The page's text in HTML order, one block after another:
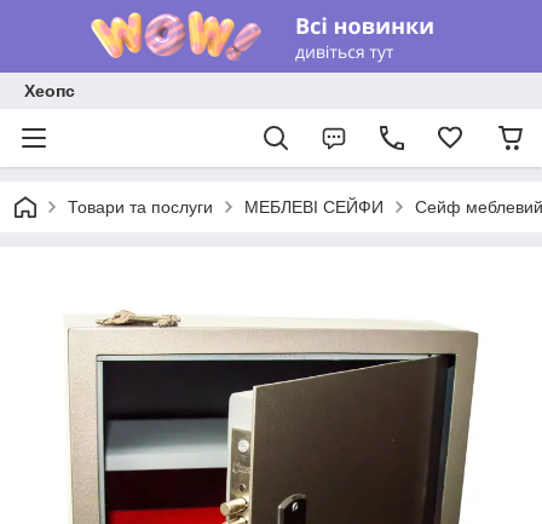
Хеопс
Товари та послуги МЕБЛЕВІ СЕЙФИ Сейф